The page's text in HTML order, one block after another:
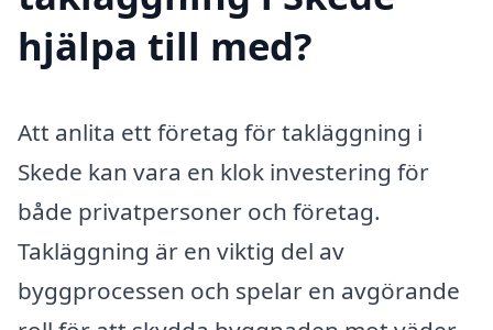
hjälpa till med?
Att anlita ett företag för takläggning i
Skede kan vara en klok investering för
både privatpersoner och företag.
Takläggning är en viktig del av
byggprocessen och spelar en avgörande